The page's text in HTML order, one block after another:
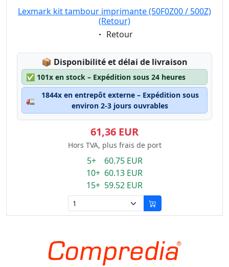
Lexmark kit tambour imprimante (50F0Z00 / 500Z)
(Retour)
Eigenschaft:
Retour
📦 Lagerstatus:
Disponibilité et délai de livraison
✅ 101x en stock – Expédition sous 24 heures
🚛
1844x en entrepôt externe – Expédition sous
environ 2-3 jours ouvrables
61,36 EUR
Hors TVA, plus frais de port
5+ 60.75 EUR
10+ 60.13 EUR
15+ 59.52 EUR